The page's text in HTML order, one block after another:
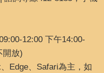
12:00 下午14:00-
開放)
Edge、Safari為主，如